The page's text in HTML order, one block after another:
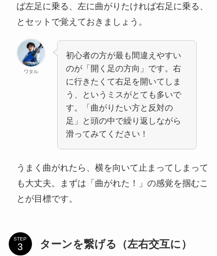
ば左足に乗る、左に曲がりたければ右足に乗る、
とセットで覚えておきましょう。
ワタル
初心者の方が最も間違えやすい
のが「開く足の方向」です。右
に行きたくて右足を開いてしま
う、というミスがとても多いで
す。「曲がりたい方と反対の
足」と頭の中で繰り返しながら
滑ってみてください！
うまく曲がれたら、横を向いて止まってしまって
も大丈夫。まずは「曲がれた！」の感覚を掴むこ
とが目標です。
STEP ターンを繋げる（左右交互に）